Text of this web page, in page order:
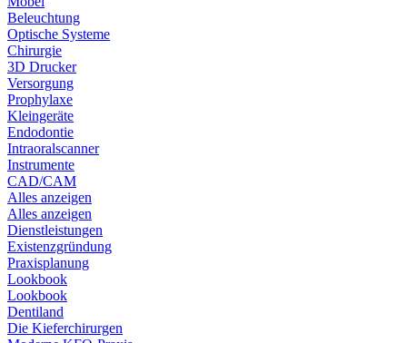
Beleuchtung
Optische Systeme
Chirurgie
3D Drucker
Versorgung
Prophylaxe
Kleingeräte
Endodontie
Intraoralscanner
Instrumente
CAD/CAM
Alles anzeigen
Alles anzeigen
Dienstleistungen
Existenzgründung
Praxisplanung
Lookbook
Lookbook
Dentiland
Die Kieferchirurgen